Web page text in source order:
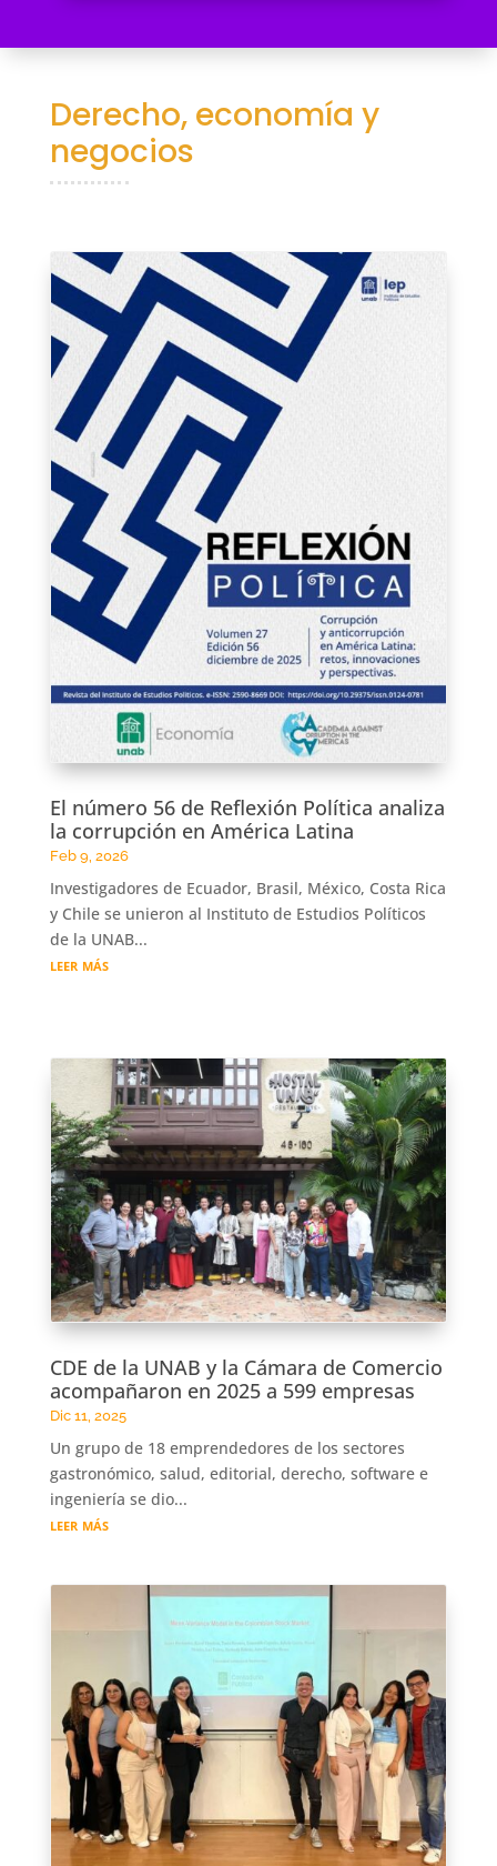
Derecho, economía y
negocios
El número 56 de Reflexión Política analiza
la corrupción en América Latina
Feb 9, 2026
Investigadores de Ecuador, Brasil, México, Costa Rica
y Chile se unieron al Instituto de Estudios Políticos
de la UNAB...
leer más
CDE de la UNAB y la Cámara de Comercio
acompañaron en 2025 a 599 empresas
Dic 11, 2025
Un grupo de 18 emprendedores de los sectores
gastronómico, salud, editorial, derecho, software e
ingeniería se dio...
leer más